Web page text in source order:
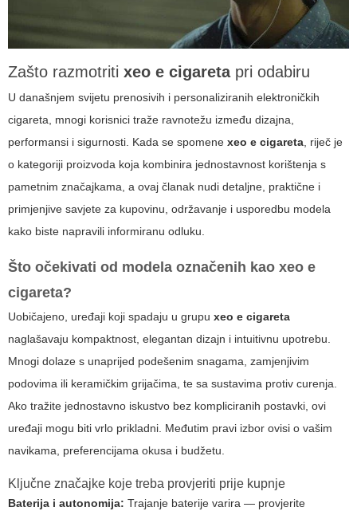
Zašto razmotriti xeo e cigaretapri odabiru
U današnjem svijetu prenosivih i personaliziranih elektroničkih
cigareta, mnogi korisnici traže ravnotežu između dizajna,
performansi i sigurnosti. Kada se spomene xeo e cigareta, riječ je
o kategoriji proizvoda koja kombinira jednostavnost korištenja s
pametnim značajkama, a ovaj članak nudi detaljne, praktične i
primjenjive savjete za kupovinu, održavanje i usporedbu modela
kako biste napravili informiranu odluku.
Što očekivati od modela označenih kao xeo e
cigareta?
Uobičajeno, uređaji koji spadaju u grupu xeo e cigareta
naglašavaju kompaktnost, elegantan dizajn i intuitivnu upotrebu.
Mnogi dolaze s unaprijed podešenim snagama, zamjenjivim
podovima ili keramičkim grijačima, te sa sustavima protiv curenja.
Ako tražite jednostavno iskustvo bez kompliciranih postavki, ovi
uređaji mogu biti vrlo prikladni. Međutim pravi izbor ovisi o vašim
navikama, preferencijama okusa i budžetu.
Ključne značajke koje treba provjeriti prije kupnje
Baterija i autonomija: Trajanje baterije varira — provjerite